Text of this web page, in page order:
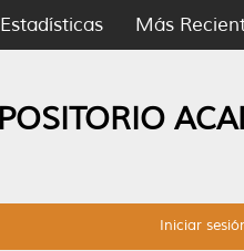
Estadísticas Más
Iniciar